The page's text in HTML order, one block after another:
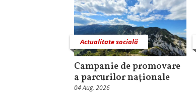
Actualitate socială
Campanie de promovare
a parcurilor naţionale
04 Aug, 2026